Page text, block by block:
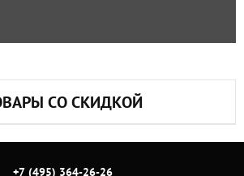
СО СКИДКОЙ
+7 (495) 364-26-26